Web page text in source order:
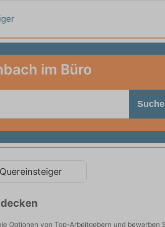
im Büro
Quereinsteiger
Optionen von Top-Arbeitgebern und bewerben